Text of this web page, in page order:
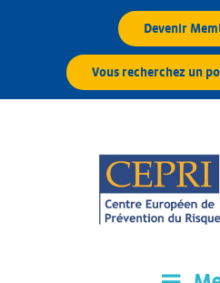
Devenir
Vous recherchez un